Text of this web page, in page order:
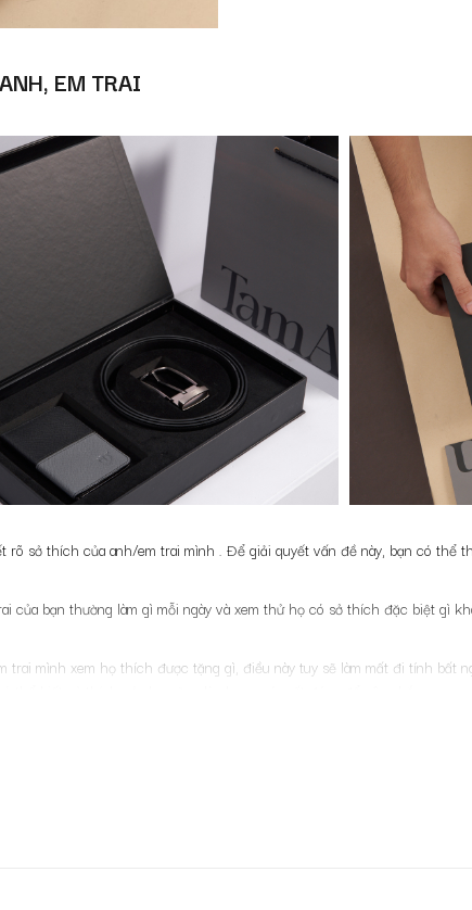
EM TRAI
sở thích của anh/em trai mình . Để giải quyết vấn đề này, bạn có thể
của bạn thường làm gì mỗi ngày và xem thử họ có sở thích đặc biệt gì
mình xem họ thích được tặng gì, điều này tuy sẽ làm mất đi tính bất